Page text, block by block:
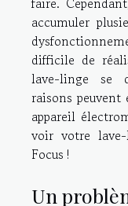
accumuler
difficile de
lave-linge se
raisons peuvent
appareil
voir votre
Focus !
Un